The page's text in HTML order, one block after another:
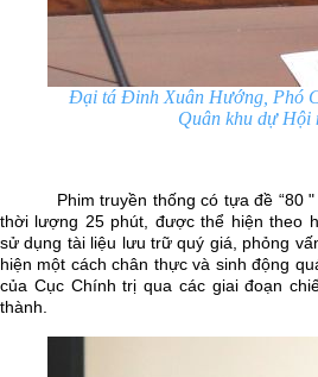
Đại tá Đinh Xuân Hướng, Phó
Quân khu dự Hội
Phim truyền thống có tựa đề “80 "
thời lượng 25 phút, được thể hiện theo
sử dụng tài liệu lưu trữ quý giá, phỏng
hiện một cách chân thực và sinh động
của Cục Chính trị qua các giai đoạn
thành.